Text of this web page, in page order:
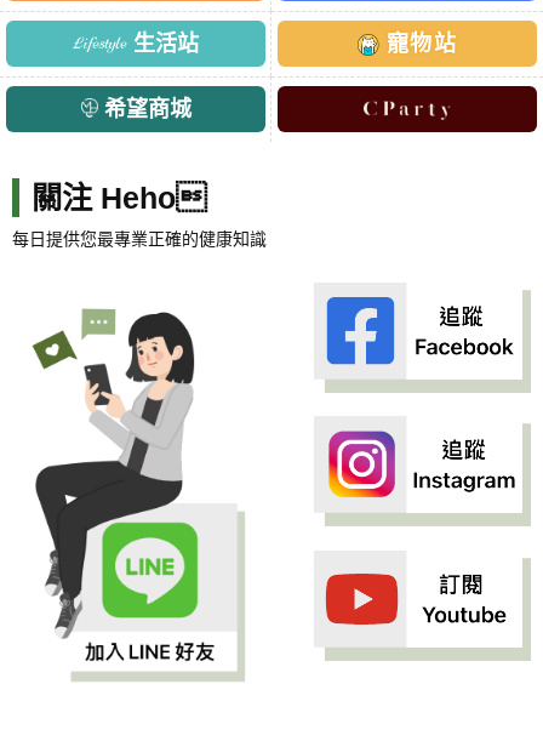
生活站 寵物站
希望商城
關注 Heho
每日提供您最專業正確的健康知識